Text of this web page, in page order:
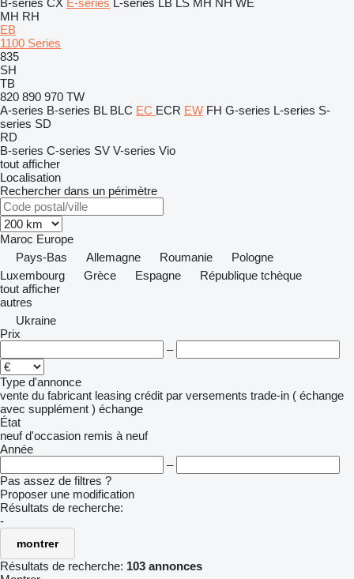
B-series CX E-series L-series LB LS MH NH WE
MH RH
EB
1100 Series
835
SH
TB
820 890 970 TW
A-series B-series BL BLC EC ECR EW FH G-series L-series S-
series SD
RD
B-series C-series SV V-series Vio
tout afficher
Localisation
Rechercher dans un périmètre
Maroc Europe
Pays-Bas
Allemagne Roumanie
Pologne
Luxembourg
Grèce Espagne
République tchèque
tout afficher
autres
Ukraine
Prix
–
Type d'annonce
vente du fabricant leasing crédit par versements trade-in ( échange
avec supplément ) échange
État
neuf d'occasion remis à neuf
Année
–
Pas assez de filtres ?
Proposer une modification
Résultats de recherche:
-
montrer
Résultats de recherche: 103 annonces